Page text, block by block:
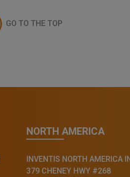
GO TO THE TOP
NORTH AMERICA
INVENTIS NORTH AMERICA
379 CHENEY HWY #268